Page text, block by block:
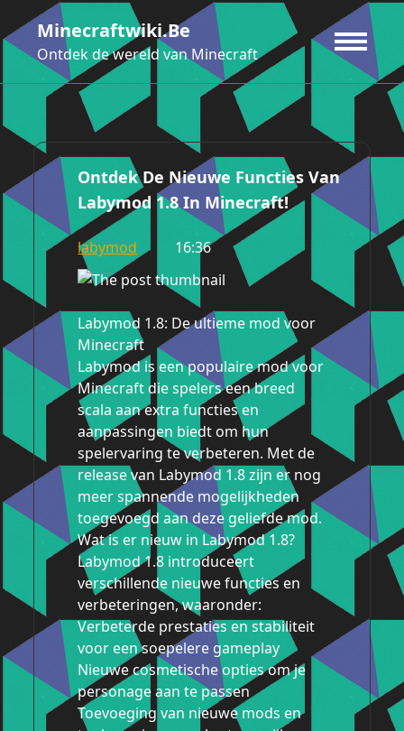
naar
de
inhoud
Minecraftwiki.be
Ontdek de wereld van Minecraft
Ontdek De Nieuwe Functies Van
Labymod 1.8 In Minecraft!
labymod 16:36
Labymod 1.8: De ultieme mod voor
Minecraft
Labymod is een populaire mod voor
Minecraft die spelers een breed
scala aan extra functies en
aanpassingen biedt om hun
spelervaring te verbeteren. Met de
release van Labymod 1.8 zijn er nog
meer spannende mogelijkheden
toegevoegd aan deze geliefde mod.
Wat is er nieuw in Labymod 1.8?
Labymod 1.8 introduceert
verschillende nieuwe functies en
verbeteringen, waaronder:
Verbeterde prestaties en stabiliteit
voor een soepelere gameplay
Nieuwe cosmetische opties om je
personage aan te passen
Toevoeging van nieuwe mods en